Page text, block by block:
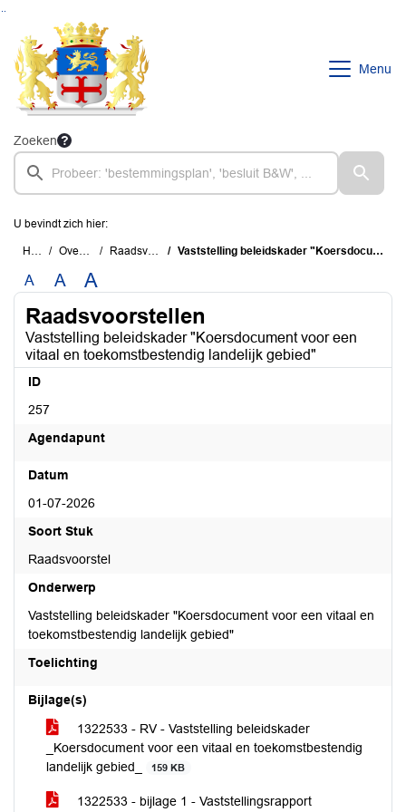
Ga naar de inhoud van deze pagina
Ga naar het zoeken
Ga naar het menu
Menu
Zoeken
U bevindt zich hier:
Home Overzichten Raadsvoorstellen Vaststelling beleidskader "Koersdocument voor een vitaal en toekomstbestendig landelijk gebied"
A A A
Raadsvoorstellen
Vaststelling beleidskader "Koersdocument voor een
vitaal en toekomstbestendig landelijk gebied"
ID
257
Agendapunt
Datum
01-07-2026
Soort Stuk
Raadsvoorstel
Onderwerp
Vaststelling beleidskader "Koersdocument voor een vitaal en
toekomstbestendig landelijk gebied"
Toelichting
Bijlage(s)
1322533 - RV - Vaststelling beleidskader
_Koersdocument voor een vitaal en toekomstbestendig
landelijk gebied_
159 KB
1322533 - bijlage 1 - Vaststellingsrapport